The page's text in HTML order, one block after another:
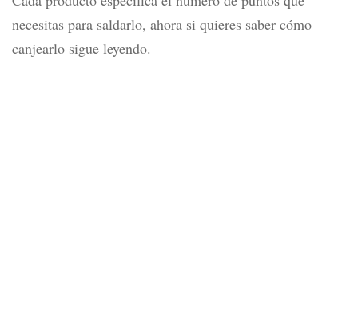
necesitas para saldarlo, ahora si quieres saber cómo
canjearlo sigue leyendo.